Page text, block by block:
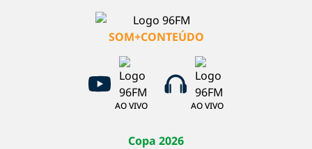
SOM+CONTEÚDO
AO VIVO AO VIVO
Copa 2026